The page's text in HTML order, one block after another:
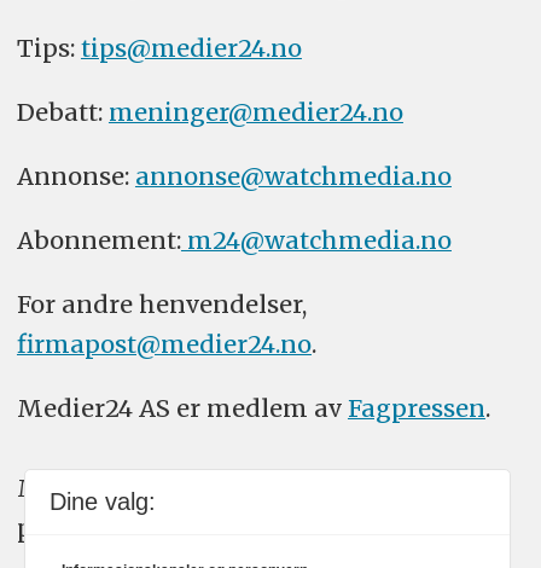
Tips: tips@medier24.no
Debatt: meninger@medier24.no
Annonse: annonse@watchmedia.no
Abonnement:m24@watchmedia.no
For andre henvendelser,
firmapost@medier24.no.
Medier24 AS er medlem av Fagpressen.
Medier24 arbeider etter Vær Varsom-
plakatens regler for god presseskikk.
Dine valg: